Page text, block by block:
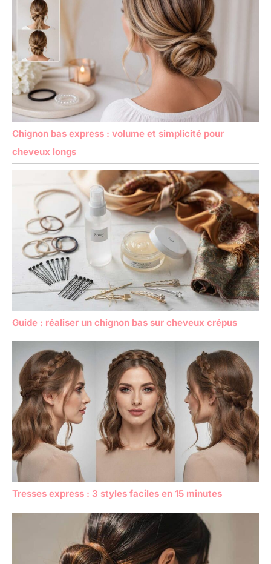
Chignon bas express : volume et simplicité pour
cheveux longs
Guide : réaliser un chignon bas sur cheveux crépus
Tresses express : 3 styles faciles en 15 minutes